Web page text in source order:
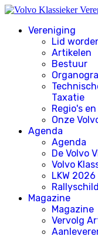
Vereniging
Lid
Artikelen
Bestuur
Taxatie
Regio's
Onze
Agenda
Agenda
De Volvo
Volvo
LKW 2026
Magazine
Magazine
Vervolg